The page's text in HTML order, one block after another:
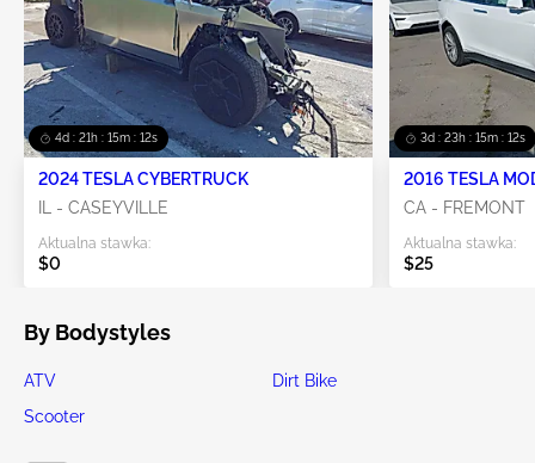
4d : 21h : 15m : 09s
2024 TESLA CYBERTRUCK
IL - CASEYVILLE
Aktualna stawka:
$0
3d : 23h : 15m : 09s
2016 TESLA
CA - FREMONT
Aktualna stawka:
$25
By Bodystyles
ATV
Dirt Bike
Scooter